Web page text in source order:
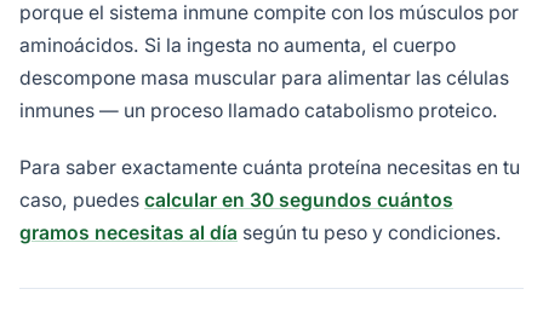
porque el sistema inmune compite con los músculos por
aminoácidos. Si la ingesta no aumenta, el cuerpo
descompone masa muscular para alimentar las células
inmunes — un proceso llamado catabolismo proteico.
Para saber exactamente cuánta proteína necesitas en tu
caso, puedes calcular en 30 segundos cuántos
gramos necesitas al día según tu peso y condiciones.